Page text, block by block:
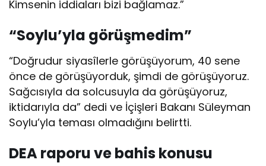
Kimsenin iddiaları bizi bağlamaz.”
“Soylu’yla görüşmedim”
“Doğrudur siyasîlerle görüşüyorum, 40 sene
önce de görüşüyorduk, şimdi de görüşüyoruz.
Sağcısıyla da solcusuyla da görüşüyoruz,
iktidarıyla da” dedi ve İçişleri Bakanı Süleyman
Soylu’yla teması olmadığını belirtti.
DEA raporu ve bahis konusu